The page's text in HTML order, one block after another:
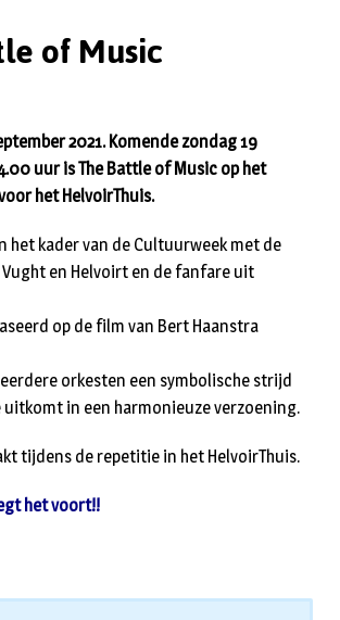
of Music
2021. Komende zondag 19
uur is The Battle of Music op het
het HelvoirThuis.
het kader van de Cultuurweek met de
en Helvoirt en de fanfare uit
op de film van Bert Haanstra
orkesten een symbolische strijd
uitkomt in een harmonieuze verzoening.
tijdens de repetitie in het HelvoirThuis.
het voort!!